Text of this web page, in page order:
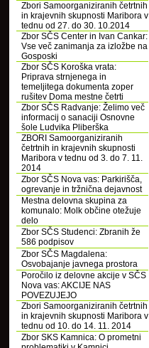
Zbori Samoorganiziranih četrtnih
in krajevnih skupnosti Maribora v
tednu od 27. do 30. 10.2014
Zbor SČS Center in Ivan Cankar:
Vse več zanimanja za izložbe na
Gosposki
Zbor SČS Koroška vrata:
Priprava strnjenega in
temeljitega dokumenta zoper
rušitev Doma mestne četrti
Zbor SČS Radvanje: Želimo več
informacij o sanaciji Osnovne
šole Ludvika Pliberška
ZBORI Samoorganiziranih
četrtnih in krajevnih skupnosti
Maribora v tednu od 3. do 7. 11.
2014
Zbor SČS Nova vas: Parkirišča,
ogrevanje in tržnična dejavnost
Mestna delovna skupina za
komunalo: Molk občine otežuje
delo
Zbor SČS Studenci: Zbranih že
586 podpisov
Zbor SČS Magdalena:
Osvobajanje javnega prostora
Poročilo iz delovne akcije v SČS
Nova vas: AKCIJE NAS
POVEZUJEJO
Zbori Samoorganiziranih četrtnih
in krajevnih skupnosti Maribora v
tednu od 10. do 14. 11. 2014
Zbor SKS Kamnica: O prometni